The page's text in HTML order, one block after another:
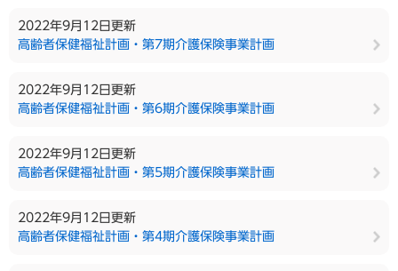
2022年9月12日更新
高齢者保健福祉計画・第7期介護保険事業計画
2022年9月12日更新
高齢者保健福祉計画・第6期介護保険事業計画
2022年9月12日更新
高齢者保健福祉計画・第5期介護保険事業計画
2022年9月12日更新
高齢者保健福祉計画・第4期介護保険事業計画